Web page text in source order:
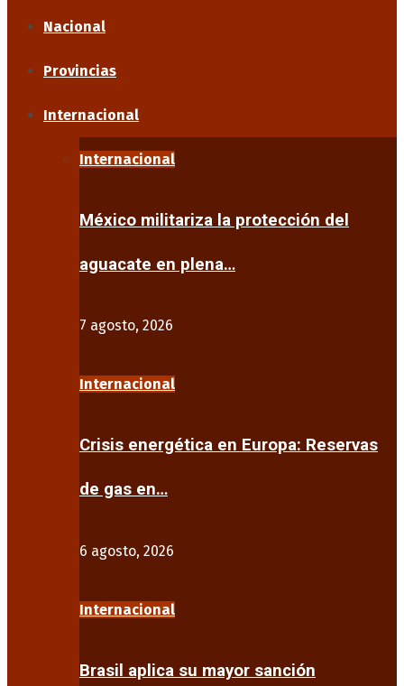
Nacional
Provincias
Internacional
Internacional
México militariza la protección del
aguacate en plena…
7 agosto, 2026
Internacional
Crisis energética en Europa: Reservas
de gas en…
6 agosto, 2026
Internacional
Brasil aplica su mayor sanción